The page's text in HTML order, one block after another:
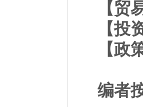
【贸
【投
【政
编者